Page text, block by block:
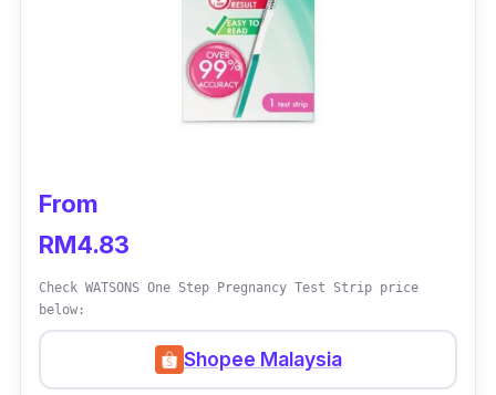
From
RM4.83
Check WATSONS One Step Pregnancy Test Strip price
below:
Shopee Malaysia